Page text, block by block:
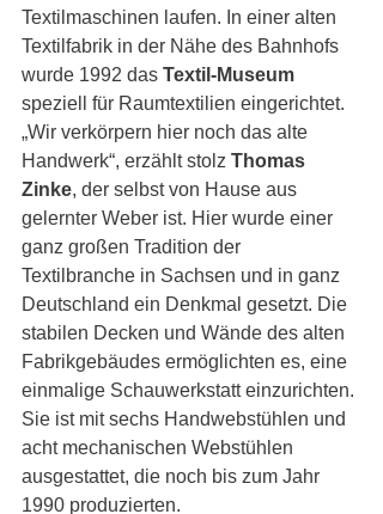
Textilmaschinen laufen. In einer alten
Textilfabrik in der Nähe des Bahnhofs
wurde 1992 das Textil-Museum
speziell für Raumtextilien eingerichtet.
„Wir verkörpern hier noch das alte
Handwerk“, erzählt stolz Thomas
Zinke, der selbst von Hause aus
gelernter Weber ist. Hier wurde einer
ganz großen Tradition der
Textilbranche in Sachsen und in ganz
Deutschland ein Denkmal gesetzt. Die
stabilen Decken und Wände des alten
Fabrikgebäudes ermöglichten es, eine
einmalige Schauwerkstatt einzurichten.
Sie ist mit sechs Handwebstühlen und
acht mechanischen Webstühlen
ausgestattet, die noch bis zum Jahr
1990 produzierten.